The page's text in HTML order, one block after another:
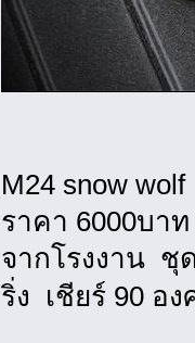
M24 snow
ราคา 6000บา
จากโรงงาน ชุ
ริ่ง เชียร์ 90 อ